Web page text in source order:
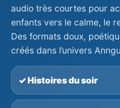
audio très courtes pour
enfants vers le calme, le
Des formats doux,
créés dans l’univers
✓ Histoires du soir